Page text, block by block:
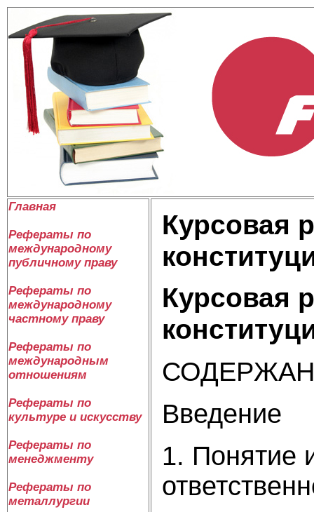
Главная
Рефераты по
международному
публичному праву
Рефераты по
международному
частному праву
Рефераты по
международным
отношениям
Рефераты по
культуре и искусству
Рефераты по
менеджменту
Рефераты по
металлургии
Курсовая
Курсовая
Введение
1. Понятие